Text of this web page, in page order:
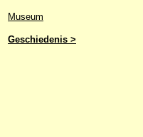
Museum
Geschiedenis >